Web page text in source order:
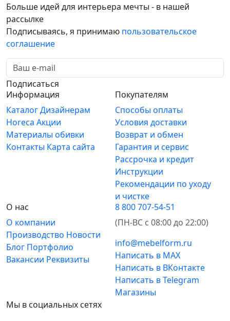
Больше идей для интерьера мечты - в нашей
рассылке
Подписываясь, я принимаю пользовательское
соглашение
Подписаться
Информация
КаталогДизайнерам
Horeca Акции
Материалы обивки
Контакты Карта сайта
Покупателям
Способы оплаты
Условия доставки
Возврат и обмен
Гарантия и сервис
Рассрочка и кредит
Инструкции
Рекомендации по уходу
и чистке
О нас
О компании
Производство Новости
Блог Портфолио
Вакансии Реквизиты
8 800 707-54-51
(ПН-ВС с 08:00 до 22:00)
info@mebelform.ru
Написать в MAX
Написать в ВКонтакте
Написать в Telegram
Магазины
Мы в социальных сетях